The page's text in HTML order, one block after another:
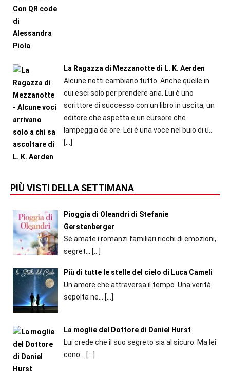
La Ragazza di Mezzanotte di L. K. Aerden
Alcune notti cambiano tutto. Anche quelle in
cui esci solo per prendere aria. Lui è uno
scrittore di successo con un libro in uscita, un
editore che aspetta e un cursore che
lampeggia da ore. Lei è una voce nel buio di u...
[…]
PIÙ VISTI DELLA SETTIMANA
Pioggia di Oleandri di Stefanie
Gerstenberger
Se amate i romanzi familiari ricchi di emozioni,
segret...
[…]
Più di tutte le stelle del cielo di Luca Cameli
Un amore che attraversa il tempo. Una verità
sepolta ne...
[…]
La moglie del Dottore di Daniel Hurst
Lui crede che il suo segreto sia al sicuro. Ma lei
cono... […]